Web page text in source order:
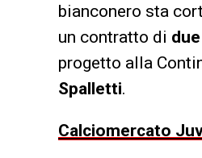
bianconero sta
un contratto di
progetto alla
Spalletti.
Calciomercato